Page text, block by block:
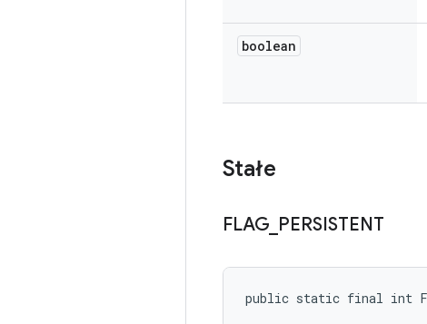
boolean
Stałe
FLAG PERSISTENT
public static final int